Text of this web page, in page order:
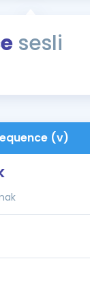
sesli
(v)